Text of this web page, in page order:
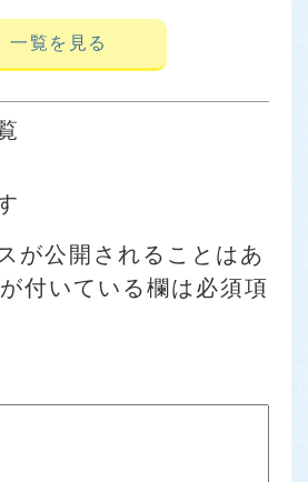
一覧を見る
が公開されることはあ
が付いている欄は必須項